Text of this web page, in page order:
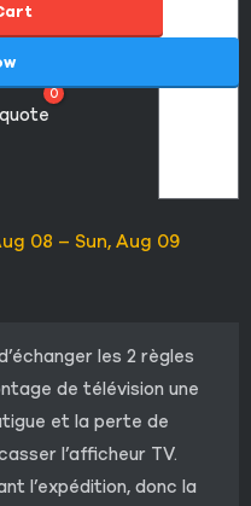
0
08 – Sun, Aug 09
les 2 règles
de télévision une
et la perte de
l’afficheur TV.
l’expédition, donc la